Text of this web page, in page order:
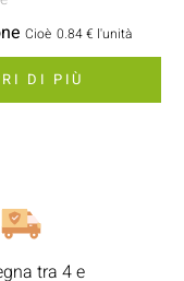
Cioè 0.84 € l'unità
DI PIÙ
tra 4 e